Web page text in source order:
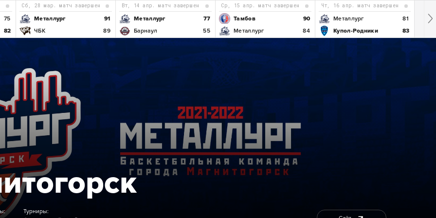
75
82
сб, 28 мар. матч завершен
Металлург
91
ЧБК
89
вт, 14 апр. матч завершен
Металлург
77
Барнаул
55
ср, 15 апр. матч завершен
Тамбов
90
Металлург
84
чт, 16 апр. матч завершен
Металлург
81
Купол-Родники
83
Турниры: